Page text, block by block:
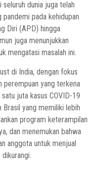
dunia juga telah
pada kehidupan
Diri (APD) hingga
juga menunjukkan
mengatasi masalah ini.
di India, dengan fokus
perempuan yang terkena
juta kasus COVID-19
Brasil yang memiliki lebih
program keterampilan
dan menemukan bahwa
anggota untuk menjual